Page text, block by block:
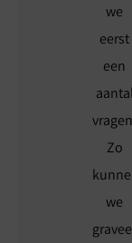
we
eerst
een
aantal
Zo
we